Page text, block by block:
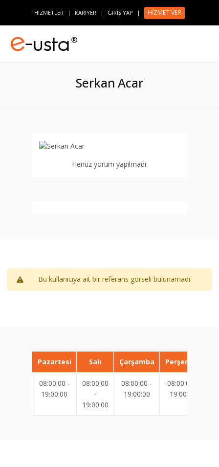
HİZMETLER | KARİYER | GİRİŞ YAP | HİZMET VER
Serkan Acar
Henüz yorum yapılmadı.
Bu kullanıcıya ait bir referans görseli bulunamadı.
Pazartesi Salı Çarşamba Perşembe
08:00:00 -
19:00:00
08:00:00
-
19:00:00
08:00:00 -
19:00:00
08:00:00 -
19:00:00